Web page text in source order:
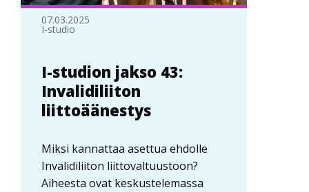
07.03.2025
I-studio
I-studion jakso 43:
Invalidiliiton
liittoäänestys
Miksi kannattaa asettua ehdolle
Invalidiliiton liittovaltuustoon?
Aiheesta ovat keskustelemassa